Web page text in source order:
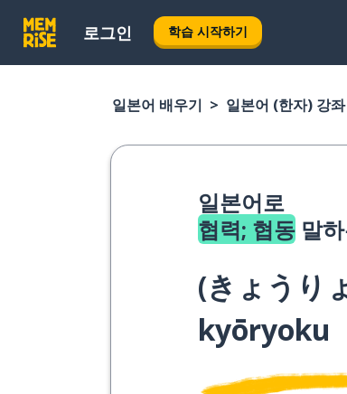
로그인 학습 시작하기
일본어 배우기 일본어 (한자) 강좌
일본어로
협력; 협동 말
(きょうり
kyōryoku